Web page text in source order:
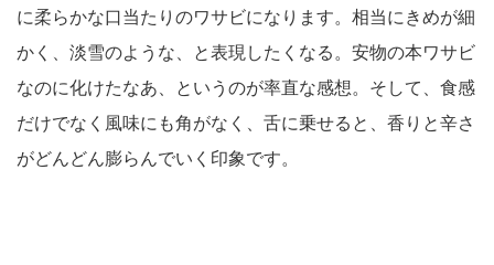
に柔らかな口当たりのワサビになります。相当にきめが細
かく、淡雪のような、と表現したくなる。安物の本ワサビ
なのに化けたなあ、というのが率直な感想。そして、食感
だけでなく風味にも角がなく、舌に乗せると、香りと辛さ
がどんどん膨らんでいく印象です。